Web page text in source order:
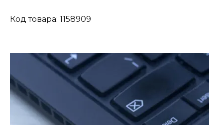
Код товара: 1158909